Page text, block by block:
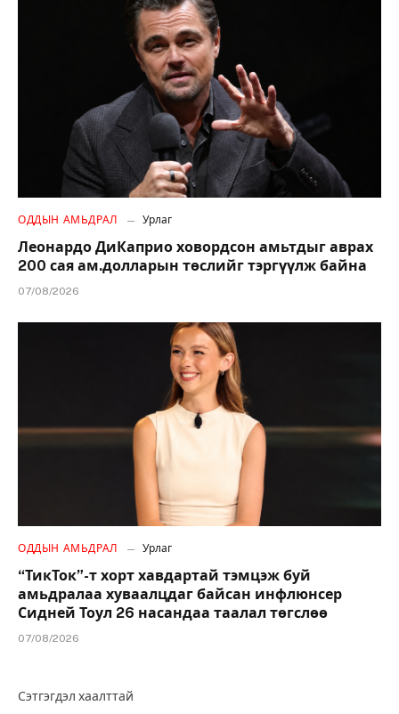
ОДДЫН АМЬДРАЛ Урлаг
Леонардо ДиКаприо ховордсон амьтдыг аврах
200 сая ам.долларын төслийг тэргүүлж байна
07/08/2026
ОДДЫН АМЬДРАЛ Урлаг
“ТикТок”-т хорт хавдартай тэмцэж буй
амьдралаа хуваалцдаг байсан инфлюнсер
Сидней Тоул 26 насандаа таалал төгслөө
07/08/2026
Сэтгэгдэл хаалттай